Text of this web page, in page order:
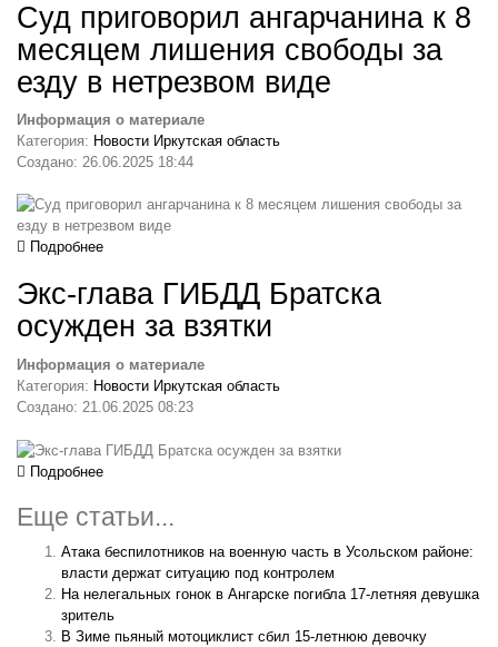
Суд приговорил ангарчанина к 8
месяцем лишения свободы за
езду в нетрезвом виде
Информация о материале
Категория: Новости Иркутская область
Создано: 26.06.2025 18:44
Подробнее
Экс-глава ГИБДД Братска
осужден за взятки
Информация о материале
Категория: Новости Иркутская область
Создано: 21.06.2025 08:23
Подробнее
Еще статьи...
Атака беспилотников на военную часть в Усольском районе:
власти держат ситуацию под контролем
На нелегальных гонок в Ангарске погибла 17-летняя девушка
зритель
В Зиме пьяный мотоциклист сбил 15-летнюю девочку